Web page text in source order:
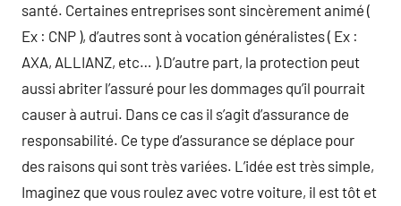
santé. Certaines entreprises sont sincèrement animé (
Ex : CNP ), d’autres sont à vocation généralistes ( Ex :
AXA, ALLIANZ, etc… ).D’autre part, la protection peut
aussi abriter l’assuré pour les dommages qu’il pourrait
causer à autrui. Dans ce cas il s’agit d’assurance de
responsabilité. Ce type d’assurance se déplace pour
des raisons qui sont très variées. L’idée est très simple,
Imaginez que vous roulez avec votre voiture, il est tôt et